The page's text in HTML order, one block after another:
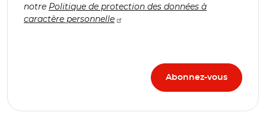
notre Politique de protection des données à
caractère personnelle